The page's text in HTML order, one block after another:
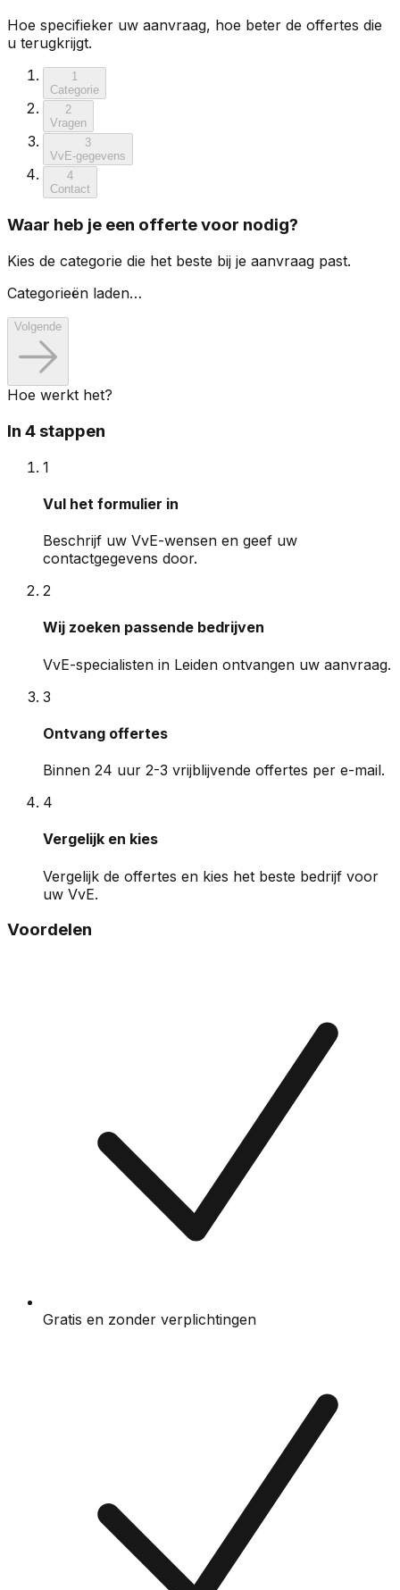
Hoe specifieker uw aanvraag, hoe beter de offertes die
u terugkrijgt.
1
Categorie
2
Vragen
3
VvE-gegevens
4
Contact
Waar heb je een offerte voor nodig?
Kies de categorie die het beste bij je aanvraag past.
Categorieën laden…
Volgende
Hoe werkt het?
In 4 stappen
1
Vul het formulier in
Beschrijf uw VvE-wensen en geef uw
contactgegevens door.
2
Wij zoeken passende bedrijven
VvE-specialisten in Leiden ontvangen uw aanvraag.
3
Ontvang offertes
Binnen 24 uur 2-3 vrijblijvende offertes per e-mail.
4
Vergelijk en kies
Vergelijk de offertes en kies het beste bedrijf voor
uw VvE.
Voordelen
Gratis en zonder verplichtingen